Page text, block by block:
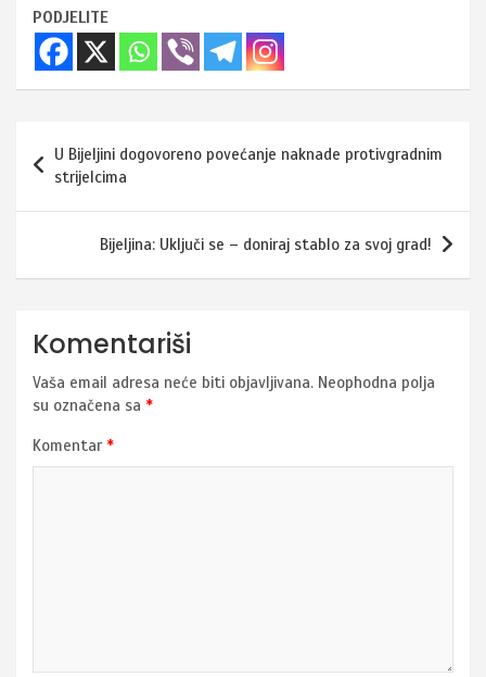
PODJELITE
Navigacija
članaka
U Bijeljini dogovoreno povećanje naknade protivgradnim
strijelcima
Bijeljina: Uključi se – doniraj stablo za svoj grad!
Komentariši
Vaša email adresa neće biti objavljivana. Neophodna polja
su označena sa *
Komentar *